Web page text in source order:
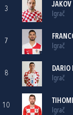
3
JAKOV
Igrač
7
Igrač
8
Igrač
10
Igrač